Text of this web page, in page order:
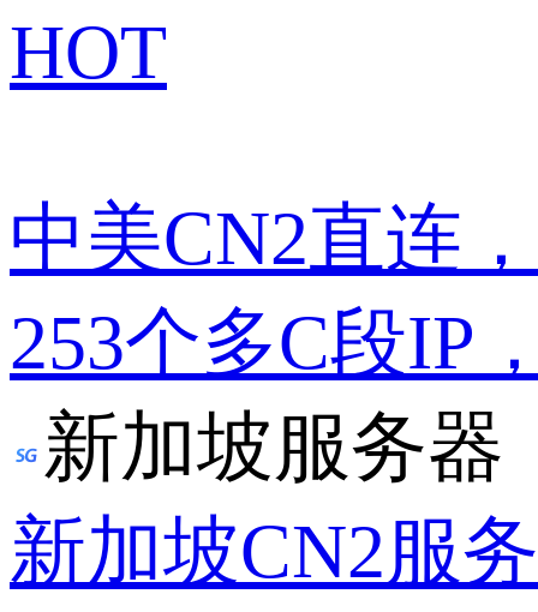
HOT
中美CN2直连
253个多C段IP
新加坡服务器
新加坡CN2服